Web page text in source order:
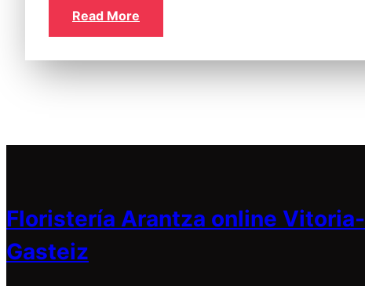
Read More
Floristería Arantza online Vitoria-
Gasteiz